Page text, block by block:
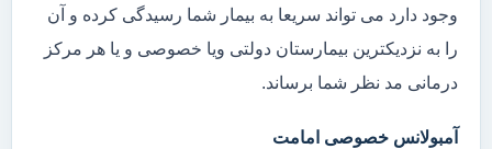
وجود دارد می تواند سریعا به بیمار شما رسیدگی کرده و آن
را به نزدیکترین بیمارستان دولتی ویا خصوصی و یا هر مرکز
درمانی مد نظر شما برساند.
آمبولانس خصوصی امامت